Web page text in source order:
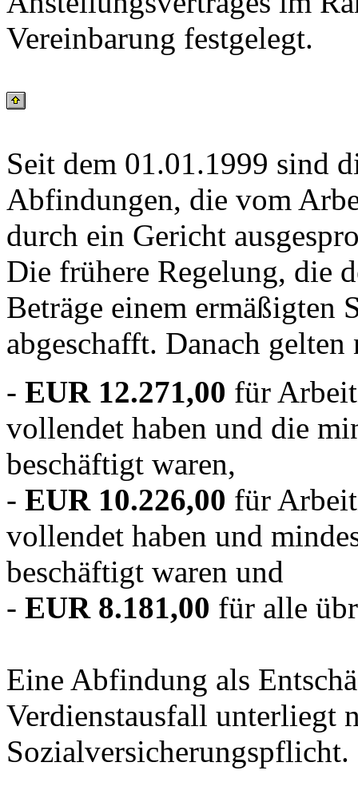
Vereinbarung festgelegt.
Seit dem 01.01.1999 sind
Abfindungen, die vom
durch ein Gericht
Die frühere Regelung, die
Beträge einem ermäßigten
abgeschafft. Danach
- EUR 12.271,00 für
vollendet haben und die
beschäftigt waren,
- EUR 10.226,00 für
vollendet haben und
beschäftigt waren und
- EUR 8.181,00 für alle
Eine Abfindung als
Verdienstausfall unterliegt
Sozialversicherungspflicht.